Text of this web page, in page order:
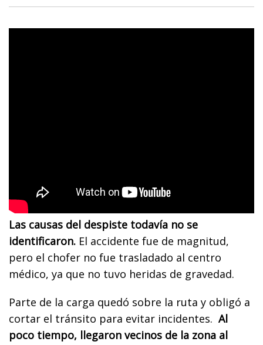
Las causas del despiste todavía no se
identificaron. El accidente fue de magnitud,
pero el chofer no fue trasladado al centro
médico, ya que no tuvo heridas de gravedad.
Parte de la carga quedó sobre la ruta y obligó a
cortar el tránsito para evitar incidentes. Al
poco tiempo, llegaron vecinos de la zona al